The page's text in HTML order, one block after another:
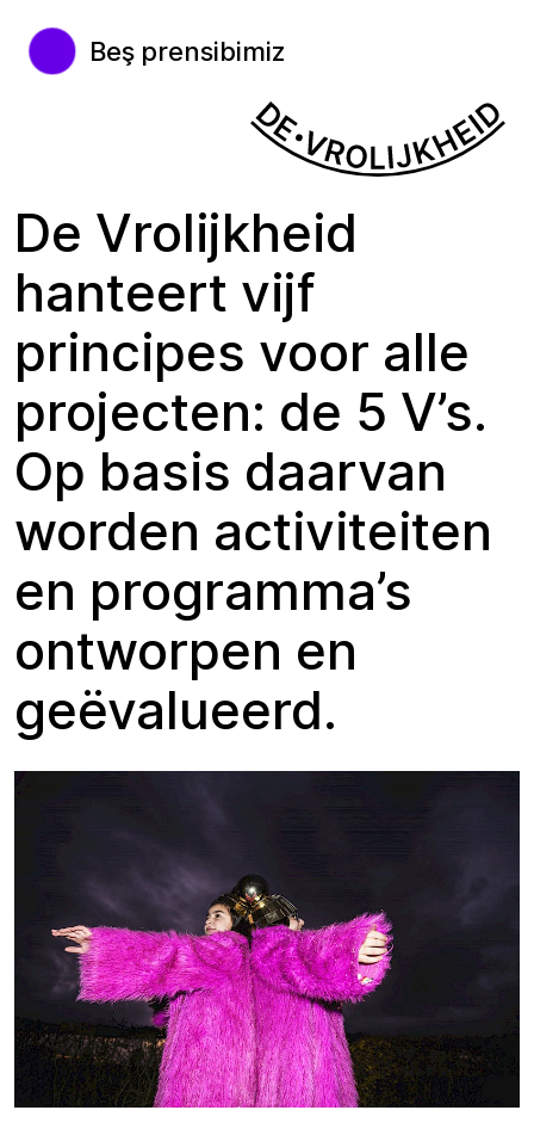
Beş prensibimiz
De Vrolijkheid
hanteert vijf
principes voor alle
projecten: de 5 V’s.
Op basis daarvan
worden activiteiten
en programma’s
ontworpen en
geëvalueerd.